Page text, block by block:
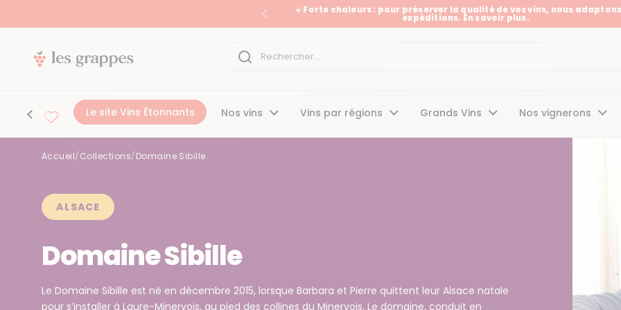
Précédent
☀️ Forte chaleurs : pour préserver la qualité de vos vins, nous
expéditions. En savoir plus.
Le site Vins Étonnants Nos vins Vins par régions Grands Vins Nos vignerons
Accueil Collections Domaine Sibille
Accueil/Collections/Domaine Sibille
ALSACE
Domaine Sibille
Le Domaine Sibille est né en décembre 2015, lorsque Barbara et Pierre quittent leur Alsace natale
pour s’installer à Laure-Minervois, au pied des collines du Minervois. Le domaine, conduit en